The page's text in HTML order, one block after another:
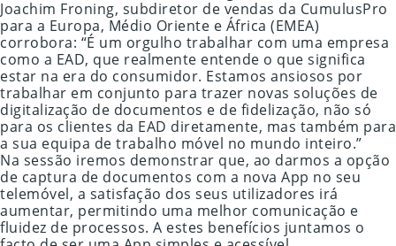
Joachim Froning, subdiretor de vendas da CumulusPro
para a Europa, Médio Oriente e África (EMEA)
corrobora: “É um orgulho trabalhar com uma empresa
como a EAD, que realmente entende o que significa
estar na era do consumidor. Estamos ansiosos por
trabalhar em conjunto para trazer novas soluções de
digitalização de documentos e de fidelização, não só
para os clientes da EAD diretamente, mas também para
a sua equipa de trabalho móvel no mundo inteiro.”
Na sessão iremos demonstrar que, ao darmos a opção
de captura de documentos com a nova App no seu
telemóvel, a satisfação dos seus utilizadores irá
aumentar, permitindo uma melhor comunicação e
fluidez de processos. A estes benefícios juntamos o